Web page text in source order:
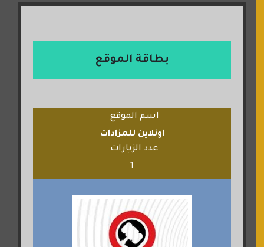
بطاقة الموقع
اسم الموقع
اونلاين للمزادات
عدد الزيارات
1